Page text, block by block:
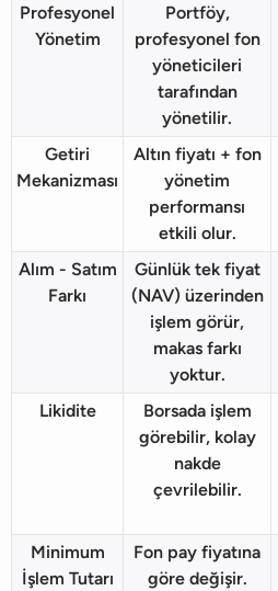
Profesyonel
Yönetim
Portföy,
profesyonel fon
yöneticileri
tarafından
yönetilir.
Getiri
Mekanizması
Altın fiyatı + fon
yönetim
performansı
etkili olur.
Alım - Satım
Farkı
Günlük tek fiyat
(NAV) üzerinden
işlem görür,
makas farkı
yoktur.
Likidite
Borsada işlem
görebilir, kolay
nakde
çevrilebilir.
Minimum
İşlem Tutarı
Fon pay fiyatına
göre değişir.